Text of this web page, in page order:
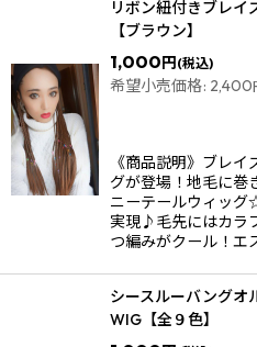
リボン紐付きブレイ
【ブラウン】
1,000円(税込)
希望小売価格: 2,400
《商品説明》ブレ
グが登場！地毛に巻
ニーテールウィッ
実現♪毛先にはカラ
つ編みがクール！エ
シースルーバング
WIG【全９色】